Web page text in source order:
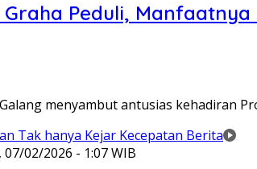
Peduli,
menyambut antusias kehadiran
07/02/2026 - 1:07 WIB